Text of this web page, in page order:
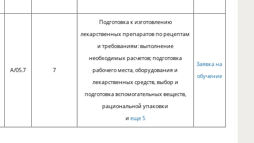
A/05.7 7
Подготовка к изготовлению
лекарственных препаратов по рецептам
и требованиям: выполнение
необходимых расчетов; подготовка
рабочего места, оборудования и
лекарственных средств, выбор и
подготовка вспомогательных веществ,
рациональной упаковки
и еще 5
Заявка на
обучение